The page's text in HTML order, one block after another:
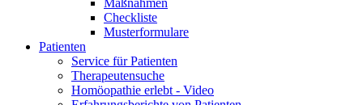
Maßnahmen
Checkliste
Musterformulare
Patienten
Service für Patienten
Therapeutensuche
Homöopathie erlebt - Video